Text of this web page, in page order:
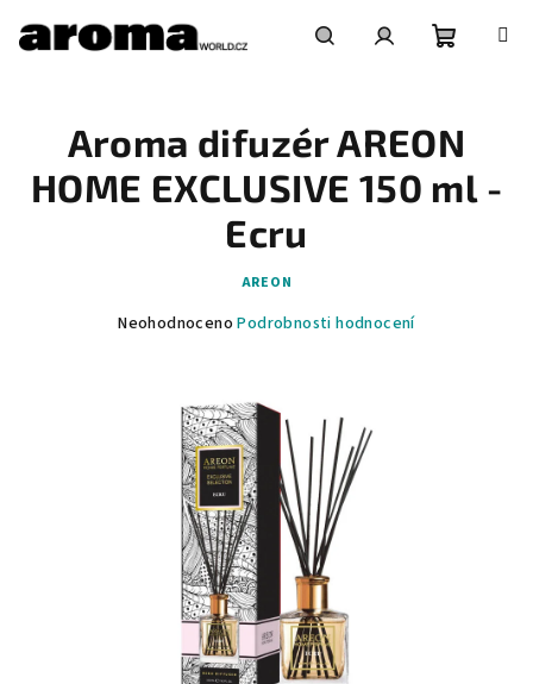
obsah
košík
Aroma difuzér AREON
HOME EXCLUSIVE 150 ml -
Ecru
AREON
Průměrné
hvězdiček.
Neohodnoceno Podrobnosti hodnocení